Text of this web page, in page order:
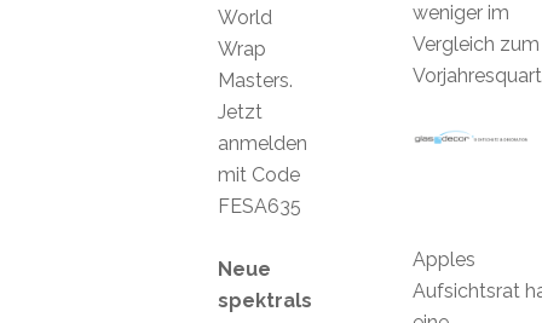
weniger im
Vergleich zum
Apples
Aufsichtsrat
World
Wrap
Masters.
Jetzt
anmelden
mit Code
FESA635
Neue
spektrals